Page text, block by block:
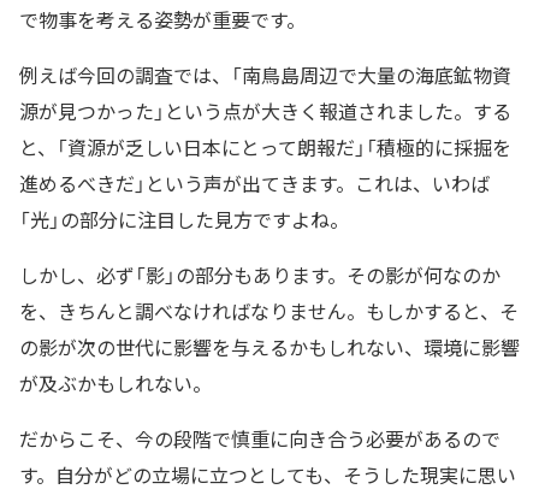
で物事を考える姿勢が重要です。
例えば今回の調査では、「南鳥島周辺で大量の海底鉱物資
源が見つかった」という点が大きく報道されました。する
と、「資源が乏しい日本にとって朗報だ」「積極的に採掘を
進めるべきだ」という声が出てきます。これは、いわば
「光」の部分に注目した見方ですよね。
しかし、必ず「影」の部分もあります。その影が何なのか
を、きちんと調べなければなりません。もしかすると、そ
の影が次の世代に影響を与えるかもしれない、環境に影響
が及ぶかもしれない。
だからこそ、今の段階で慎重に向き合う必要があるので
す。自分がどの立場に立つとしても、そうした現実に思い